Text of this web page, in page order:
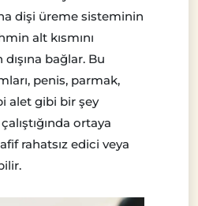
dişi üreme sisteminin
alt kısmını
bağlar. Bu
penis, parmak,
alet gibi bir şey
ortaya
rahatsız edici veya